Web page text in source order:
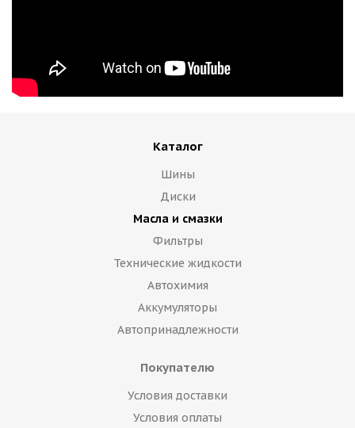
Каталог
Шины
Диски
Масла и смазки
Фильтры
Технические жидкости
Автохимия
Аккумуляторы
Автопринадлежности
Покупателю
Условия доставки
Условия оплаты